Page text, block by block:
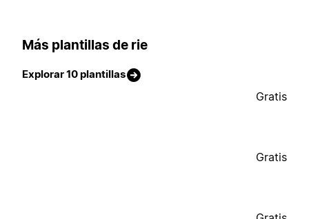
Más plantillas de rie
Explorar 10 plantillas
Gratis
Gratis